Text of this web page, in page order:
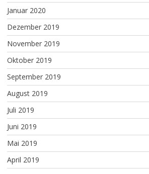
Januar 2020
Dezember 2019
November 2019
Oktober 2019
September 2019
August 2019
Juli 2019
Juni 2019
Mai 2019
April 2019